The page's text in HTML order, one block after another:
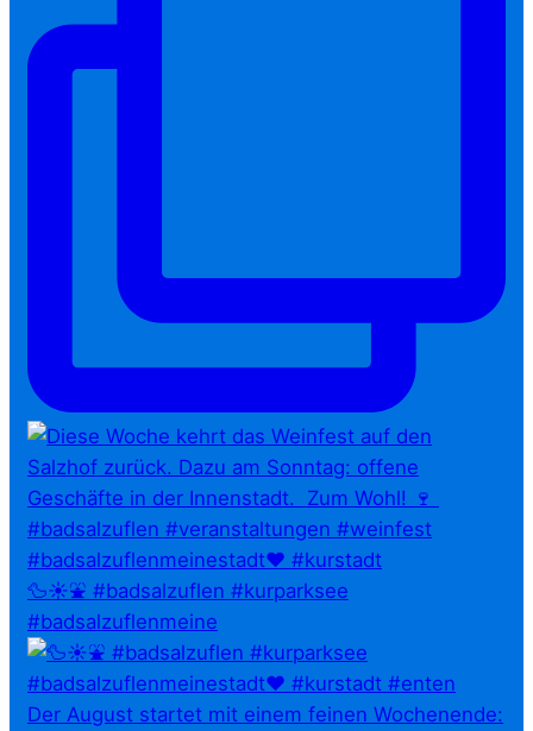
🦆☀️⛲ #badsalzuflen #kurparksee
#badsalzuflenmeine
Der August startet mit einem feinen Wochenende: